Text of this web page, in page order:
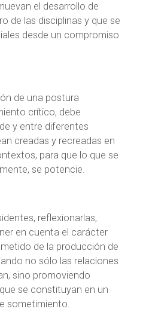
el desarrollo de
de las disciplinas y que se
desde un compromiso
de una postura
crítico, debe
y entre diferentes
creadas y recreadas en
para que lo que se
se potencie.
reflexionarlas,
en cuenta el carácter
de la producción de
no sólo las relaciones
sino promoviendo
se constituyan en un
sometimiento.